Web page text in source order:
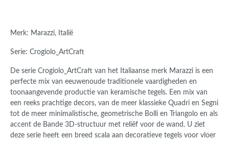
Merk: Marazzi, Italië
Serie: Crogiolo_ArtCraft
De serie Crogiolo_ArtCraft van het Italiaanse merk Marazzi is een
perfecte mix van eeuwenoude traditionele vaardigheden en
toonaangevende productie van keramische tegels. Een mix van
een reeks prachtige decors, van de meer klassieke Quadri en Segni
tot de meer minimalistische, geometrische Bolli en Triangolo en als
accent de Bande 3D-structuur met reliëf voor de wand. U ziet
deze serie heeft een breed scala aan decoratieve tegels voor vloer